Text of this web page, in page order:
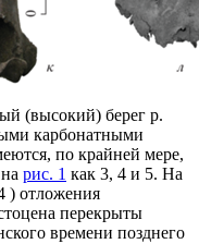
(высокий) берег р.
карбонатными
по крайней мере,
рис. 1 как 3, 4 и 5. На
) отложения
перекрыты
времени позднего